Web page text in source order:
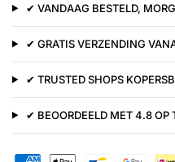
✔ VANDAAG BESTELD,
✔ GRATIS VERZENDING
✔ TRUSTED SHOPS
✔ BEOORDEELD MET 4.8 OP